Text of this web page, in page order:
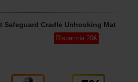
Safeguard Cradle Unhooking Mat
Risparmia 20€